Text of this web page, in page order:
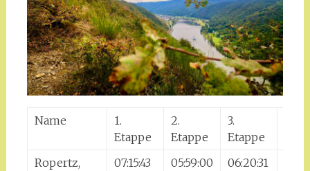
Name
1.
Etappe
2.
Etappe
3.
Etappe
Ropertz,
07:15:43 05:59:00 06:20:31